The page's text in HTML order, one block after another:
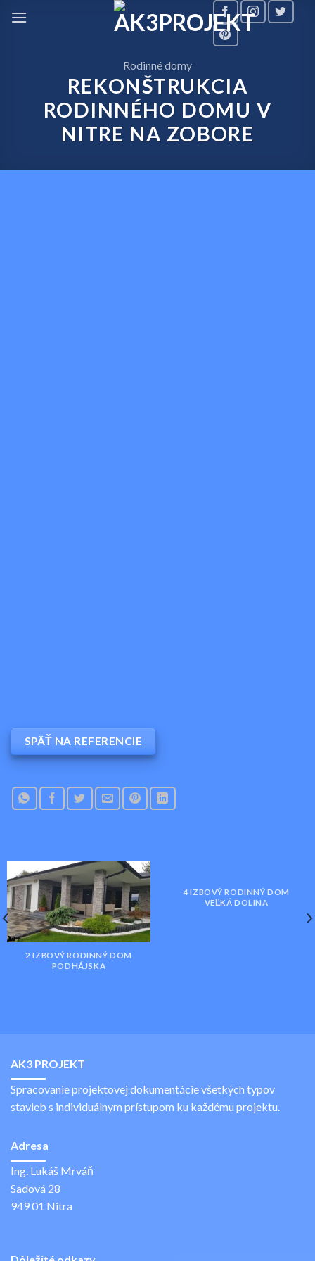
Rodinné domy
REKONŠTRUKCIA
RODINNÉHO DOMU V
NITRE NA ZOBORE
SPÄŤ NA REFERENCIE
2 IZBOVÝ RODINNÝ DOM
PODHÁJSKA
4 IZBOVÝ RODINNÝ DOM
VEĽKÁ DOLINA
AK3 PROJEKT
Spracovanie projektovej dokumentácie všetkých typov
stavieb s individuálnym prístupom ku každému projektu.
Adresa
Ing. Lukáš Mrváň
Sadová 28
949 01 Nitra